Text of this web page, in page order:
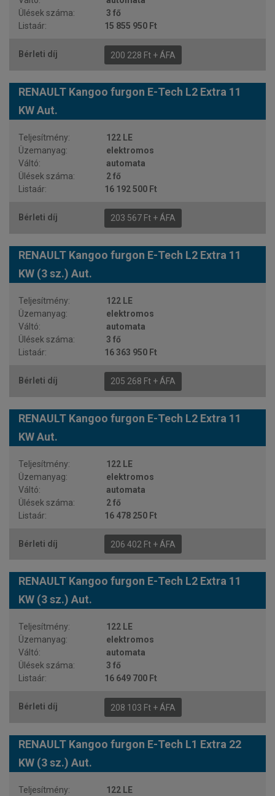
3 fő
15 855 950 Ft
200 228 Ft + ÁFA
RENAULT Kangoo furgon E-Tech L2 Extra 11
KW Aut.
122 LE
elektromos
automata
2 fő
16 192 500 Ft
203 567 Ft + ÁFA
RENAULT Kangoo furgon E-Tech L2 Extra 11
KW (3 sz.) Aut.
122 LE
elektromos
automata
3 fő
16 363 950 Ft
205 268 Ft + ÁFA
RENAULT Kangoo furgon E-Tech L2 Extra 11
KW Aut.
122 LE
elektromos
automata
2 fő
16 478 250 Ft
206 402 Ft + ÁFA
RENAULT Kangoo furgon E-Tech L2 Extra 11
KW (3 sz.) Aut.
122 LE
elektromos
automata
3 fő
16 649 700 Ft
208 103 Ft + ÁFA
RENAULT Kangoo furgon E-Tech L1 Extra 22
KW (3 sz.) Aut.
122 LE